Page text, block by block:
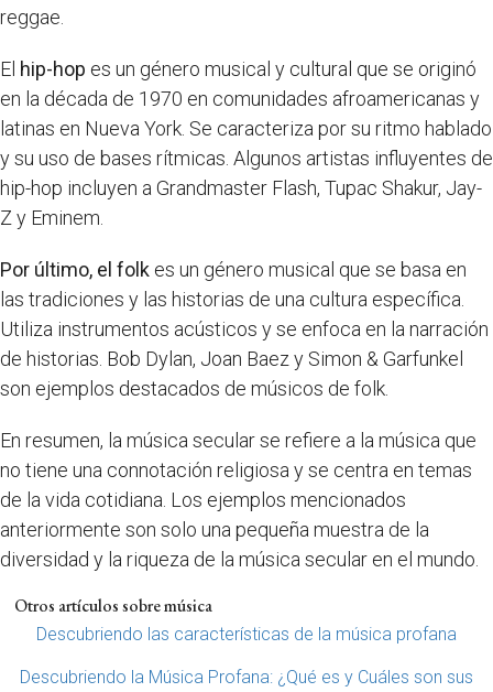
reggae.
El hip-hop es un género musical y cultural que se originó
en la década de 1970 en comunidades afroamericanas y
latinas en Nueva York. Se caracteriza por su ritmo hablado
y su uso de bases rítmicas. Algunos artistas influyentes de
hip-hop incluyen a Grandmaster Flash, Tupac Shakur, Jay-
Z y Eminem.
Por último, el folk es un género musical que se basa en
las tradiciones y las historias de una cultura específica.
Utiliza instrumentos acústicos y se enfoca en la narración
de historias. Bob Dylan, Joan Baez y Simon & Garfunkel
son ejemplos destacados de músicos de folk.
En resumen, la música secular se refiere a la música que
no tiene una connotación religiosa y se centra en temas
de la vida cotidiana. Los ejemplos mencionados
anteriormente son solo una pequeña muestra de la
diversidad y la riqueza de la música secular en el mundo.
Otros artículos sobre música
Descubriendo las características de la música profana
Descubriendo la Música Profana: ¿Qué es y Cuáles son sus